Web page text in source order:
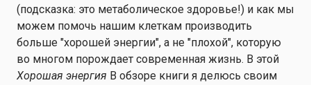
(подсказка: это метаболическое здоровье!) и как мы
можем помочь нашим клеткам производить
больше "хорошей энергии", а не "плохой", которую
во многом порождает современная жизнь. В этой
Хорошая энергия В обзоре книги я делюсь своим